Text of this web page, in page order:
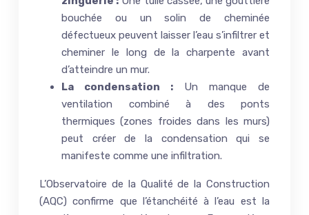
bouchée ou un solin de cheminée
défectueux peuvent laisser l’eau s’infiltrer et
cheminer le long de la charpente avant
d’atteindre un mur.
La condensation : Un manque de
ventilation combiné à des ponts
thermiques (zones froides dans les murs)
peut créer de la condensation qui se
manifeste comme une infiltration.
L’Observatoire de la Qualité de la Construction
(AQC) confirme que l’étanchéité à l’eau est la